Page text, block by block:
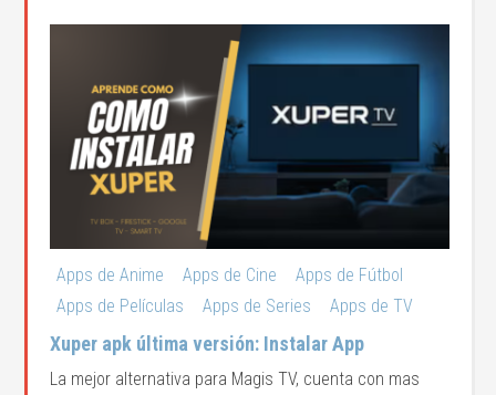
Apps de Anime Apps de Cine
Apps de Fútbol
Apps de Películas
Apps de Series Apps de TV
Xuper apk última versión: Instalar App
La mejor alternativa para Magis TV, cuenta con mas